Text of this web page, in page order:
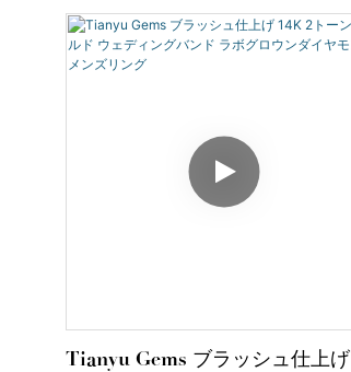
Tianyu Gems ブラッシュ仕上げ